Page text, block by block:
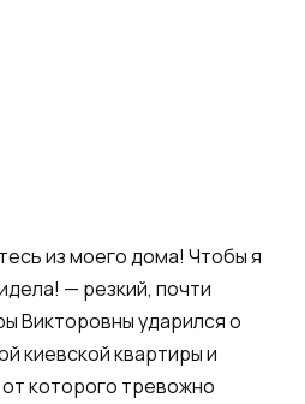
из моего дома! Чтобы я
— резкий, почти
Викторовны ударился о
киевской квартиры и
которого тревожно